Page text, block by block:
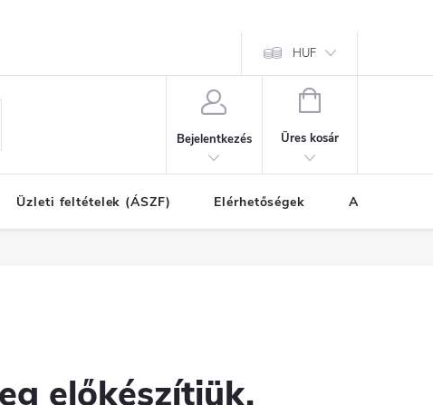
HUF
Bejelentkezés
KOSÁR
Üres kosár
Üzleti feltételek (ÁSZF) Elérhetőségek A vásárlás
előkészítjük.